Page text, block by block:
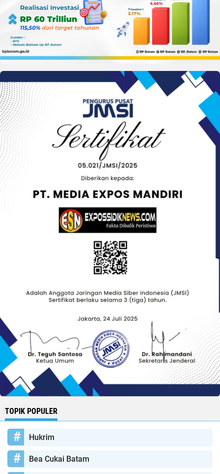
TOPIK POPULER
Hukrim
Bea Cukai Batam